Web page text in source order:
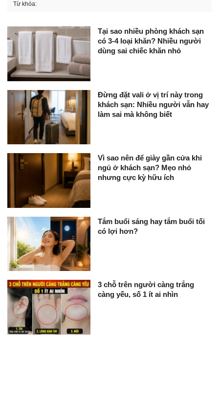
Từ khóa:
Tại sao nhiều phòng khách sạn
có 3-4 loại khăn? Nhiều người
dùng sai chiếc khăn nhỏ
Đừng đặt vali ở vị trí này trong
khách sạn: Nhiều người vẫn hay
làm sai mà không biết
Vì sao nên để giày gần cửa khi
ngủ ở khách sạn? Mẹo nhỏ
nhưng cực kỳ hữu ích
Tắm buổi sáng hay tắm buổi tối
có lợi hơn?
3 chỗ trên người càng trắng
càng yếu, số 1 ít ai nhìn